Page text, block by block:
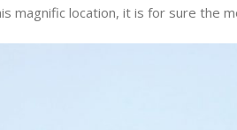
magnific location, it is for sure the